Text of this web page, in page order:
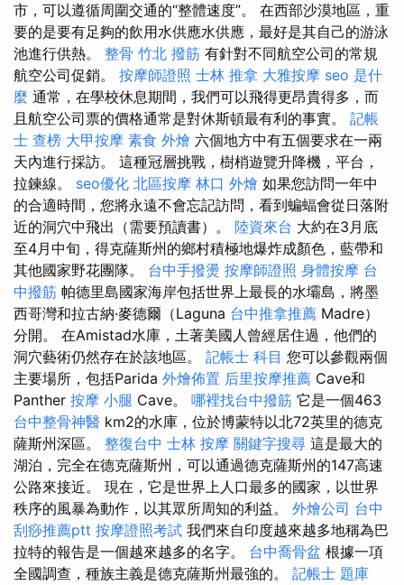
市，可以遵循周圍交通的“整體速度”。 在西部沙漠地區，重
要的是要有足夠的飲用水供應水供應，最好是其自己的游泳
池進行供熱。 整骨 竹北 撥筋 有針對不同航空公司的常規
航空公司促銷。 按摩師證照 士林 推拿 大雅按摩 seo 是什
麼 通常，在學校休息期間，我們可以飛得更昂貴得多，而
且航空公司票的價格通常是對休斯頓最有利的事實。 記帳
士 查榜 大甲按摩 素食 外燴 六個地方中有五個要求在一兩
天內進行採訪。 這種冠層挑戰，樹梢遊覽升降機，平台，
拉鍊線。 seo優化 北區按摩 林口 外燴 如果您訪問一年中
的合適時間，您將永遠不會忘記訪問，看到蝙蝠會從日落附
近的洞穴中飛出（需要預讀書）。 陸資來台 大約在3月底
至4月中旬，得克薩斯州的鄉村積極地爆炸成顏色，藍帶和
其他國家野花團隊。 台中手撥燙 按摩師證照 身體按摩 台
中撥筋 帕德里島國家海岸包括世界上最長的水壩島，將墨
西哥灣和拉古納·麥德爾（Laguna 台中推拿推薦 Madre）
分開。 在Amistad水庫，土著美國人曾經居住過，他們的
洞穴藝術仍然存在於該地區。 記帳士 科目 您可以參觀兩個
主要場所，包括Parida 外燴佈置 后里按摩推薦 Cave和
Panther 按摩 小腿 Cave。 哪裡找台中撥筋 它是一個463
台中整骨神醫 km2的水庫，位於博蒙特以北72英里的德克
薩斯州深區。 整復台中 士林 按摩 關鍵字搜尋 這是最大的
湖泊，完全在德克薩斯州，可以通過德克薩斯州的147高速
公路來接近。 現在，它是世界上人口最多的國家，以世界
秩序的風暴為動作，以其眾所周知的利益。 外燴公司 台中
刮痧推薦ptt 按摩證照考試 我們來自印度越來越多地稱為巴
拉特的報告是一個越來越多的名字。 台中喬骨盆 根據一項
全國調查，種族主義是德克薩斯州最強的。 記帳士 題庫